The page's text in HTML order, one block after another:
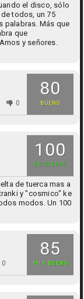
el disco, sólo
todos, un 75
palabras. Más que
que
y señores.
80
BUENO
0
100
EXCELENTE
de tuerca mas a
y "cosmico" ke
modos. Un 100
85
MUY BUENO
0